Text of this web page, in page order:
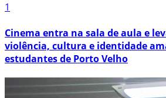
1
Cinema entra na sala de aula e
violência, cultura e identidade
estudantes de Porto Velho